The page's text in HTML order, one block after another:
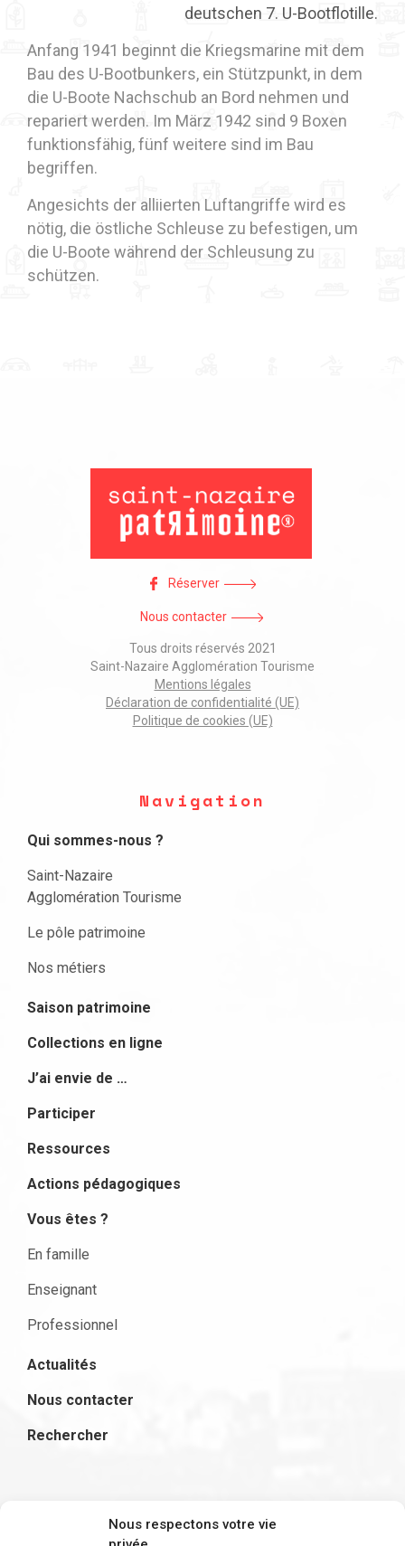
Nous respectons votre vie
deutschen 7. U-Bootflotille.
Anfang 1941 beginnt die Kriegsmarine mit dem
Bau des U-Bootbunkers, ein Stützpunkt, in dem
die U-Boote Nachschub an Bord nehmen und
repariert werden. Im März 1942 sind 9 Boxen
funktionsfähig, fünf weitere sind im Bau
begriffen.
Angesichts der alliierten Luftangriffe wird es
nötig, die östliche Schleuse zu befestigen, um
die U-Boote während der Schleusung zu
schützen.
Réserver
Nous contacter
Tous droits réservés 2021
Saint-Nazaire Agglomération Tourisme
Mentions légales
Déclaration de confidentialité (UE)
Politique de cookies (UE)
Navigation
Qui sommes-nous ?
Saint-Nazaire
Agglomération Tourisme
Le pôle patrimoine
Nos métiers
Saison patrimoine
Collections en ligne
J’ai envie de …
Participer
Ressources
Actions pédagogiques
Vous êtes ?
En famille
Enseignant
Professionnel
Actualités
Nous contacter
Rechercher
S'inscrire à la newsletter